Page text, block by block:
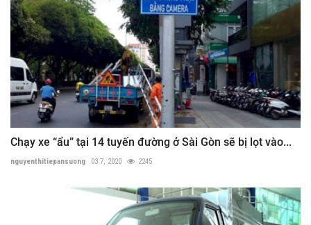
Chạy xe “ẩu” tại 14 tuyến đường ở Sài Gòn sẽ bị lọt vào...
nguyenthitiepansuong 03 7, 2020 2245